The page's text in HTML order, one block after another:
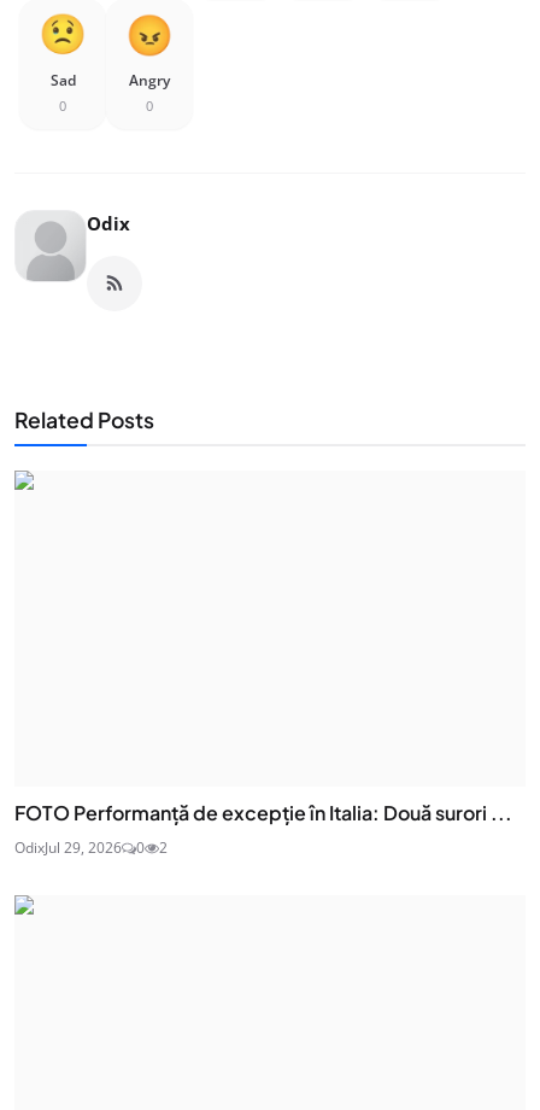
Sad
0
Angry
0
Odix
Related Posts
FOTO Performanță de excepție în Italia: Două surori ...
OdixJul 29, 2026 0 2